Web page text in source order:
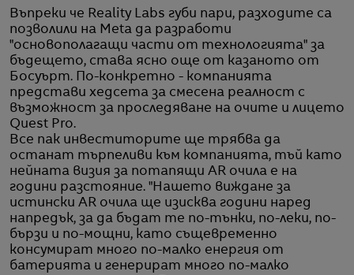
Въпреки че Reality Labs губи пари, разходите са
позволили на Meta да разработи
"основополагащи части от технологията" за
бъдещето, става ясно още от казаното от
Босуърт. По-конкретно - компанията
представи хедсета за смесена реалност с
възможност за проследяване на очите и лицето
Quest Pro.
Все пак инвеститорите ще трябва да
останат търпеливи към компанията, тъй като
нейната визия за потапящи AR очила е на
години разстояние. "Нашето виждане за
истински AR очила ще изисква години наред
напредък, за да бъдат те по-тънки, по-леки, по-
бързи и по-мощни, като същевременно
консумират много по-малко енергия от
батерията и генерират много по-малко